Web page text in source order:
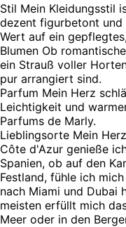
Stil Mein Kleidungsstil
dezent figurbetont und
Wert auf ein
Blumen Ob
ein Strauß voller
pur arrangiert sind.
Parfum Mein Herz
Leichtigkeit und
Parfums de Marly.
Lieblingsorte Mein
Côte d'Azur genieße
Spanien, ob auf den
Festland, fühle ich
nach Miami und Dubai
meisten erfüllt mich
Meer oder in den